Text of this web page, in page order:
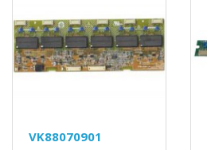
VK88070901